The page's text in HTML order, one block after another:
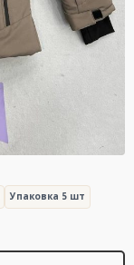
Упаковка 5 шт